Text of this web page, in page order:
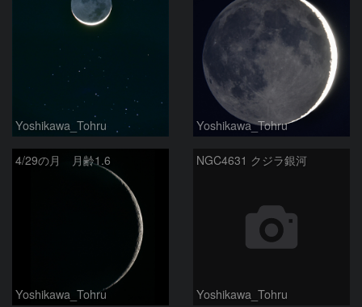
Yoshikawa_Tohru Yoshikawa_Tohru
4/29の月 月齢1.6
Yoshikawa_Tohru
NGC4631 クジラ銀河
Yoshikawa_Tohru